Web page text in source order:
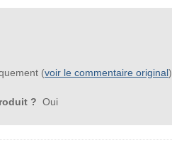
(voir le commentaire original)
? Oui